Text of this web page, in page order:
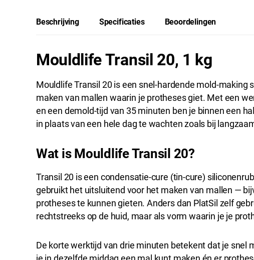
Beschrijving Specificaties Beoordelingen
Mouldlife Transil 20, 1 kg
Mouldlife Transil 20 is een snel-hardende mold-making
maken van mallen waarin je protheses giet. Met een
en een demold-tijd van 35 minuten ben je binnen een
in plaats van een hele dag te wachten zoals bij
Wat is Mouldlife Transil 20?
Transil 20 is een condensatie-cure (tin-cure)
gebruikt het uitsluitend voor het maken van mallen —
protheses te kunnen gieten. Anders dan PlatSil zelf
rechtstreeks op de huid, maar als vorm waarin je je
De korte werktijd van drie minuten betekent dat je snel